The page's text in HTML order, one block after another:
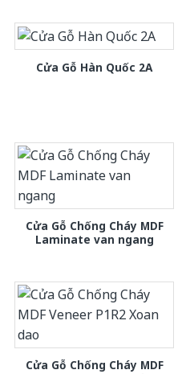
Cửa Gỗ Hàn Quốc 2A
Cửa Gỗ Chống Cháy MDF
Laminate van ngang
Cửa Gỗ Chống Cháy MDF